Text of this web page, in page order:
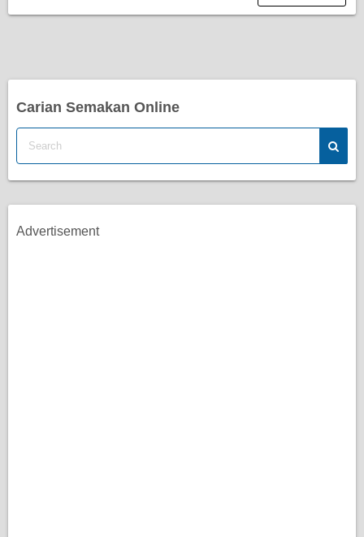
Carian Semakan Online
Advertisement